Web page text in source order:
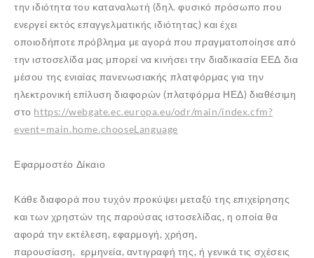
την ιδιότητα του καταναλωτή (δηλ. φυσικό πρόσωπο που
ενεργεί εκτός επαγγελματικής ιδιότητας) και έχει
οποιοδήποτε πρόβλημα με αγορά που πραγματοποίησε από
την ιστοσελίδα μας μπορεί να κινήσει την διαδικασία ΕΕΔ δια
μέσου της ενιαίας πανενωσιακής πλατφόρμας για την
ηλεκτρονική επίλυση διαφορών (πλατφόρμα ΗΕΔ) διαθέσιμη
στο https://webgate.ec.europa.eu/odr/main/index.cfm?
event=main.home.chooseLanguage
Εφαρμοστέο Δίκαιο
Κάθε διαφορά που τυχόν προκύψει μεταξύ της επιχείρησης
και των χρηστών της παρούσας ιστοσελίδας, η οποία θα
αφορά την εκτέλεση, εφαρμογή, χρήση,
παρουσίαση, ερμηνεία, αντιγραφή της, ή γενικά τις σχέσεις